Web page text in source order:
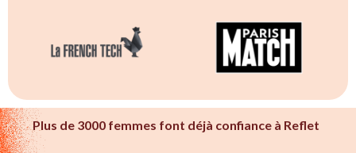
Plus de 3000 femmes font déjà confiance à Reflet